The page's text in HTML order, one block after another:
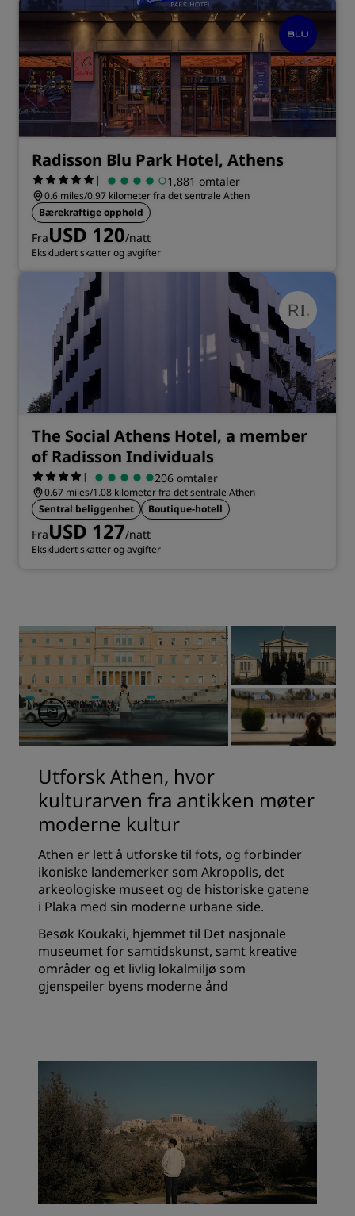
Radisson Blu Park Hotel, Athens
| 1,881 omtaler
0.6 miles/0.97 kilometer fra det sentrale Athen
Bærekraftige opphold
FraUSD 120/natt
Ekskludert skatter og avgifter
The Social Athens Hotel, a member
of Radisson Individuals
| 206 omtaler
0.67 miles/1.08 kilometer fra det sentrale Athen
Sentral beliggenhet
Boutique-hotell
FraUSD 127/natt
Ekskludert skatter og avgifter
Utforsk Athen, hvor
kulturarven fra antikken møter
moderne kultur
Athen er lett å utforske til fots, og forbinder
ikoniske landemerker som Akropolis, det
arkeologiske museet og de historiske gatene
i Plaka med sin moderne urbane side.
Besøk Koukaki, hjemmet til Det nasjonale
museumet for samtidskunst, samt kreative
områder og et livlig lokalmiljø som
gjenspeiler byens moderne ånd